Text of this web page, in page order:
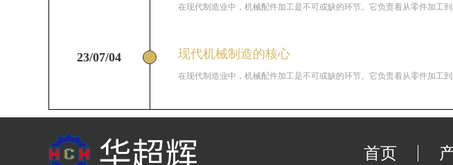
在现代制造业中，机械配件加工是不可或缺的环节。它负责着从零件加工
23/07/04 现代机械制造的核心
在现代制造业中，机械配件加工是不可或缺的环节。它负责着从零件加工
首页